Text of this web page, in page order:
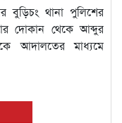
বুড়িচং থানা পুলিশের
দোকান থেকে আব্দুর
আদালতের মাধ্যমে